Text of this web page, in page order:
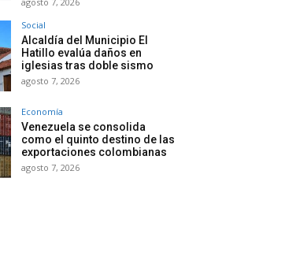
Social
Alcaldía del Municipio El
Hatillo evalúa daños en
iglesias tras doble sismo
agosto 7, 2026
Economía
Venezuela se consolida
como el quinto destino de las
exportaciones colombianas
agosto 7, 2026